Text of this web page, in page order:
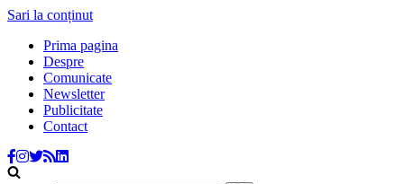
Sari la conținut
Prima pagina
Despre
Comunicate
Newsletter
Publicitate
Contact